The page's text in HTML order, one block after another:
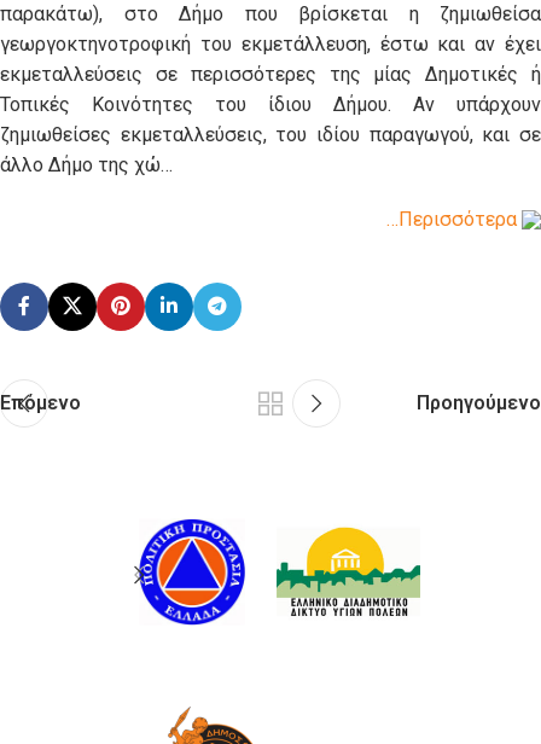
παρακάτω), στο Δήμο που βρίσκεται η ζημιωθείσα
γεωργοκτηνοτροφική του εκμετάλλευση, έστω και αν έχει
εκμεταλλεύσεις σε περισσότερες της μίας Δημοτικές ή
Τοπικές Κοινότητες του ίδιου Δήμου. Αν υπάρχουν
ζημιωθείσες εκμεταλλεύσεις, του ιδίου παραγωγού, και σε
άλλο Δήμο της χώ…
…Περισσότερα
Επόμενο Προηγούμενο